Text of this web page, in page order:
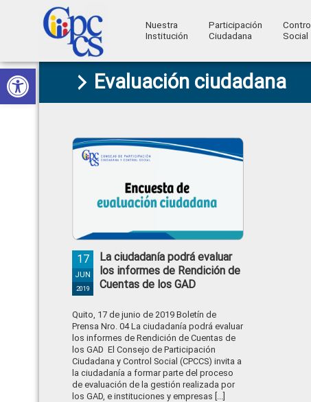
Abrir barra de herramientas
Skip
to
primary
Skip
to
main
Skip
to
primary
Skip
to
footer
Consejo
Ciudadana
Construyendo
Ciudadano
Nuestra
Institución
Participación
Ciudadana
Control
Social
Evaluación ciudadana
La ciudadanía podrá evaluar
los informes de Rendición de
Cuentas de los GAD
17
JUN
2019
Quito, 17 de junio de 2019 Boletín de
Prensa Nro. 04 La ciudadanía podrá evaluar
los informes de Rendición de Cuentas de
los GAD El Consejo de Participación
Ciudadana y Control Social (CPCCS) invita a
la ciudadanía a formar parte del proceso
de evaluación de la gestión realizada por
los GAD, e instituciones y empresas [...]